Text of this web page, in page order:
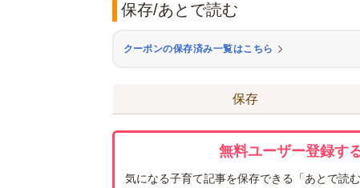
保存/あとで読む
クーポンの保存済み一覧はこちら
保存
無料ユーザー登録す
気になる子育て記事を保存できる「あとで読